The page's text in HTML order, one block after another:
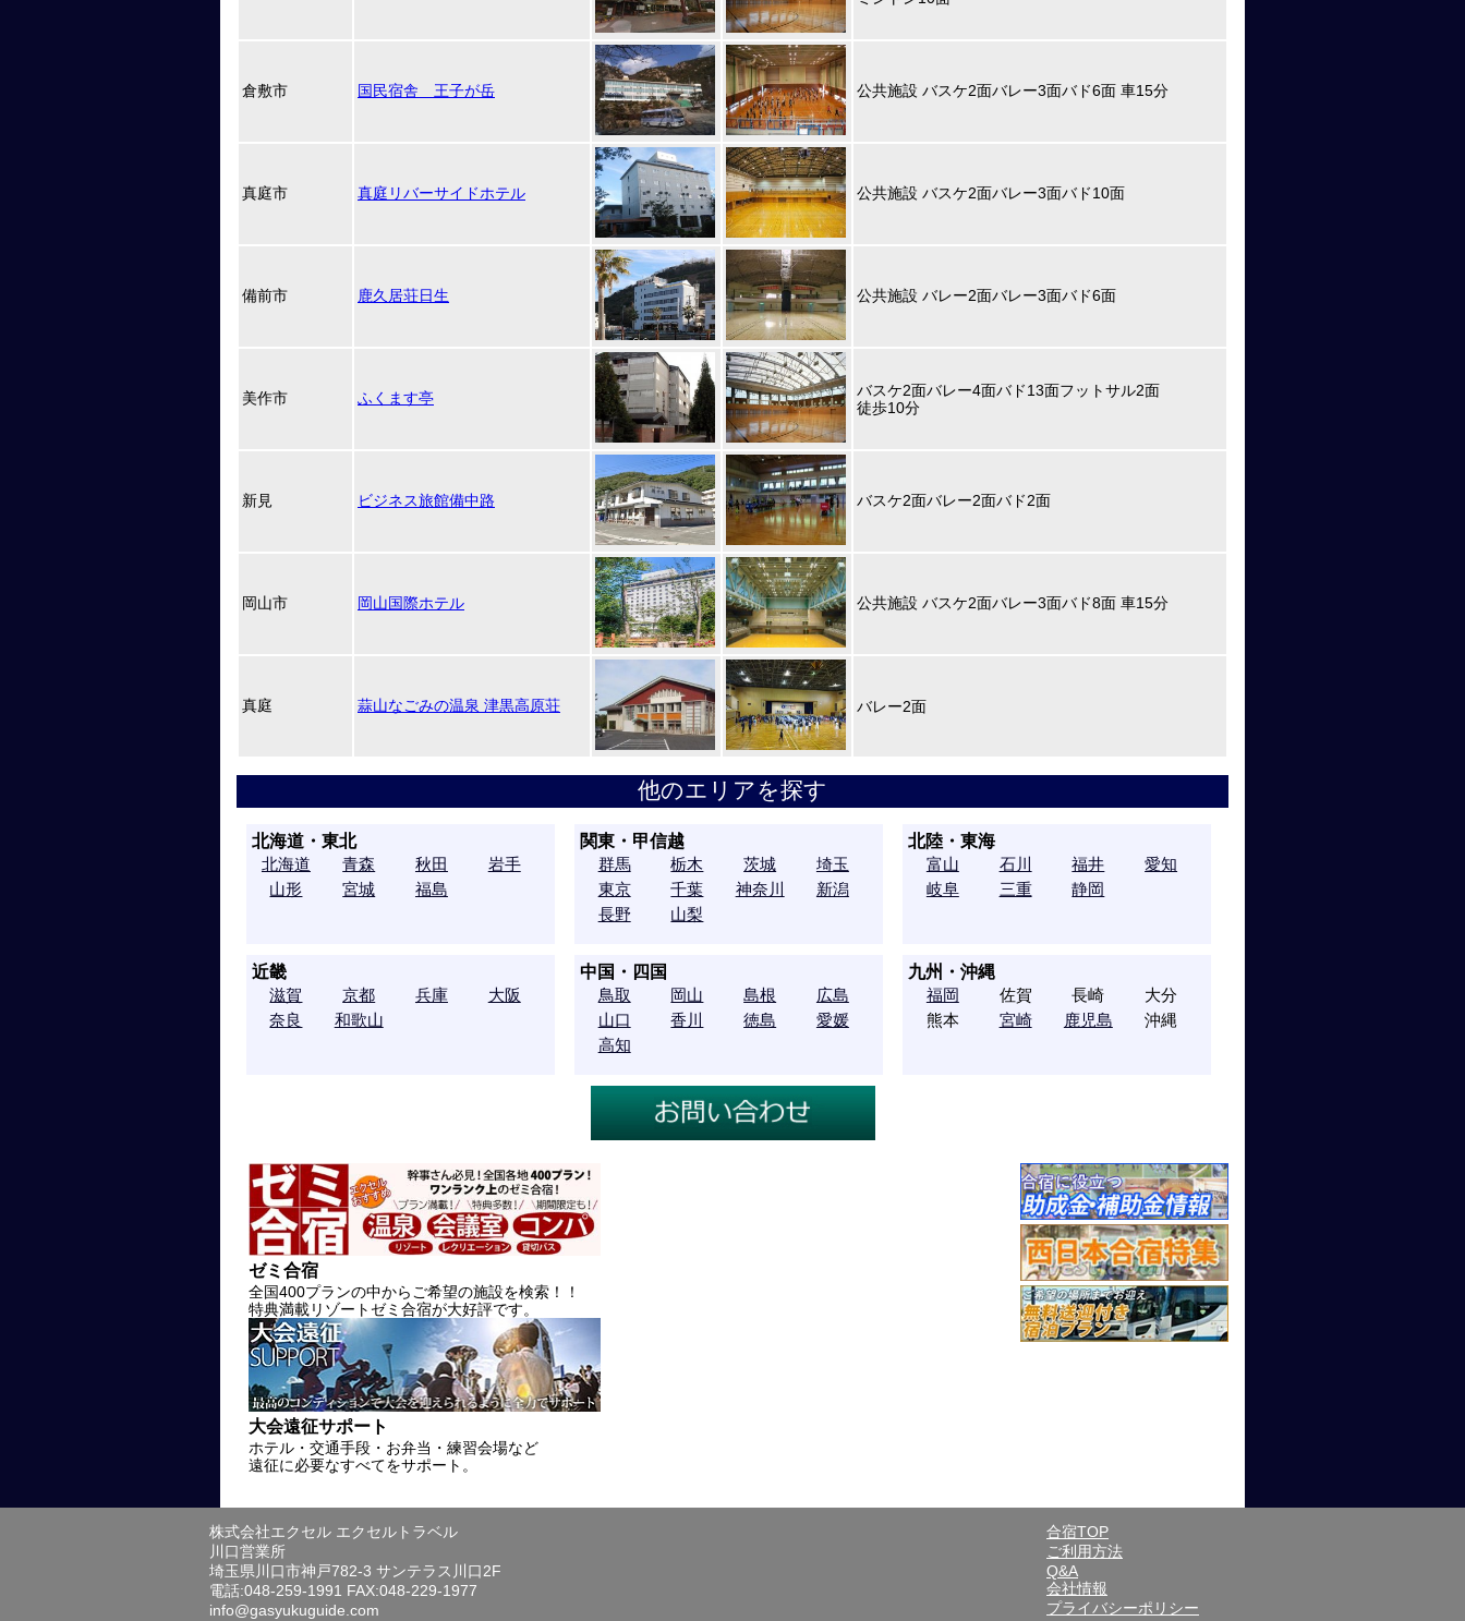
倉敷市 国民宿舎 王子が岳 公共施設 バスケ2面バレー3面バド6面 車15分
真庭市 真庭リバーサイドホテル 公共施設 バスケ2面バレー3面バド10面
備前市 鹿久居荘日生 公共施設 バレー2面バレー3面バド6面
美作市 ふくます亭
バスケ2面バレー4面バド13面フットサル2面
徒歩10分
新見 ビジネス旅館備中路 バスケ2面バレー2面バド2面
岡山市 岡山国際ホテル 公共施設 バスケ2面バレー3面バド8面 車15分
真庭 蒜山なごみの温泉 津黒高原荘 バレー2面
他のエリアを探す
北海道・東北
北海道 青森 秋田
岩手
山形
宮城 福島
関東・甲信越
群馬 栃木 茨城
埼玉
東京
千葉 神奈川
新潟
長野
山梨
北陸・東海
富山 石川 福井
愛知
岐阜
三重 静岡
近畿
滋賀 京都 兵庫
大阪
奈良
和歌山
中国・四国
鳥取 岡山 島根
広島
山口
香川 徳島
愛媛
高知
九州・沖縄
福岡 佐賀 長崎
大分
熊本
宮崎 鹿児島 沖縄
ゼミ合宿
全国400プランの中からご希望の施設を検索！！
特典満載リゾートゼミ合宿が大好評です。
大会遠征サポート
ホテル・交通手段・お弁当・練習会場など
遠征に必要なすべてをサポート。
株式会社エクセル エクセルトラベル
川口営業所
埼玉県川口市神戸782-3 サンテラス川口2F
電話:048-259-1991 FAX:048-229-1977
info@gasyukuguide.com
合宿TOP
ご利用方法
Q&A
会社情報
プライバシーポリシー